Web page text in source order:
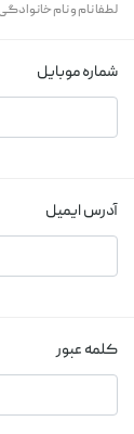
لطفا نام و نام
شماره موبایل
آدرس ایمیل
کلمه عبور